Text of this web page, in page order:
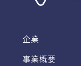
企業
事業概要